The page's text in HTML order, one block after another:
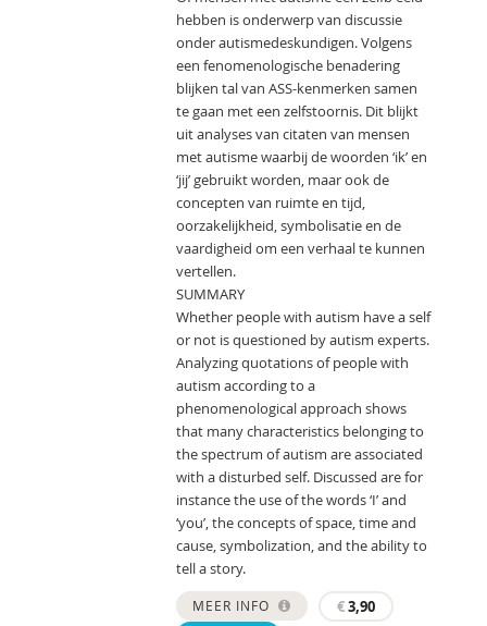
hebben is onderwerp van discussie
onder autismedeskundigen. Volgens
een fenomenologische benadering
blijken tal van ASS-kenmerken samen
te gaan met een zelfstoornis. Dit blijkt
uit analyses van citaten van mensen
met autisme waarbij de woorden ‘ik’ en
‘jij’ gebruikt worden, maar ook de
concepten van ruimte en tijd,
oorzakelijkheid, symbolisatie en de
vaardigheid om een verhaal te kunnen
vertellen.
SUMMARY
Whether people with autism have a self
or not is questioned by autism experts.
Analyzing quotations of people with
autism according to a
phenomenological approach shows
that many characteristics belonging to
the spectrum of autism are associated
with a disturbed self. Discussed are for
instance the use of the words ‘I’ and
‘you’, the concepts of space, time and
cause, symbolization, and the ability to
tell a story.
MEER INFO €3,90